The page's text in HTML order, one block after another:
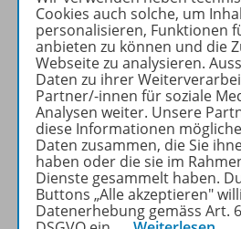
Beschreibung
Zugehörige Produkte
Cookies auch solche, um
personalisieren, Funktionen
anbieten zu können und die
Webseite zu analysieren.
Daten zu ihrer
Partner/-innen für soziale
Analysen weiter. Unsere
diese Informationen
Daten zusammen, die Sie
haben oder die sie im
Dienste gesammelt haben.
Buttons „Alle akzeptieren"
Datenerhebung gemäss Art. 6